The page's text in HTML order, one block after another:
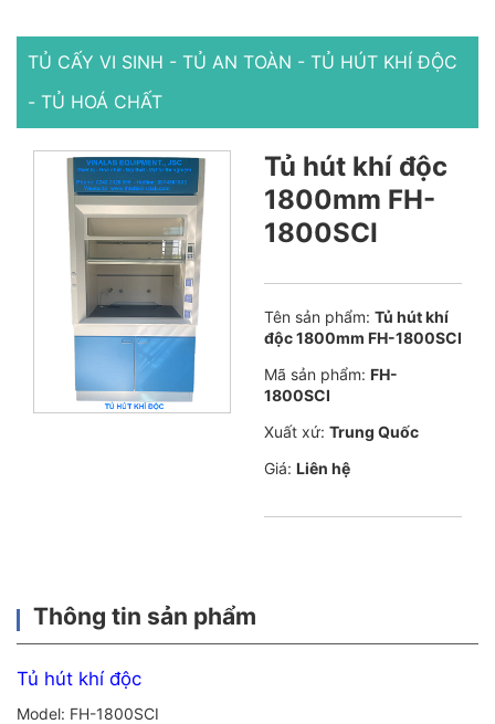
TỦ CẤY VI SINH - TỦ AN TOÀN - TỦ HÚT KHÍ ĐỘC
- TỦ HOÁ CHẤT
Tủ hút khí độc
1800mm FH-
1800SCI
Tên sản phẩm: Tủ hút khí
độc 1800mm FH-1800SCI
Mã sản phẩm: FH-
1800SCI
Xuất xứ: Trung Quốc
Giá: Liên hệ
Thông tin sản phẩm
Tủ hút khí độc
Model: FH-1800SCI